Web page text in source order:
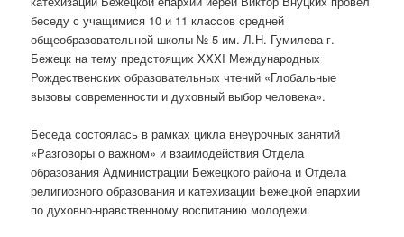
беседу с учащимися 10 и 11 классов средней
общеобразовательной школы № 5 им. Л.Н. Гумилева г.
Бежецк на тему предстоящих XXXI Международных
Рождественских образовательных чтений «Глобальные
вызовы современности и духовный выбор человека».
Беседа состоялась в рамках цикла внеурочных занятий
«Разговоры о важном» и взаимодействия Отдела
образования Администрации Бежецкого района и Отдела
религиозного образования и катехизации Бежецкой епархии
по духовно-нравственному воспитанию молодежи.